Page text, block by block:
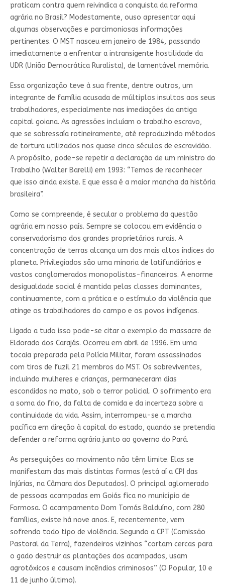
praticam contra quem reivindica a conquista da reforma
agrária no Brasil? Modestamente, ouso apresentar aqui
algumas observações e parcimoniosas informações
pertinentes. O MST nasceu em janeiro de 1984, passando
imediatamente a enfrentar a intransigente hostilidade da
UDR (União Democrática Ruralista), de lamentável memória.
Essa organização teve à sua frente, dentre outros, um
integrante de família acusada de múltiplos insultos aos seus
trabalhadores, especialmente nas imediações da antiga
capital goiana. As agressões incluíam o trabalho escravo,
que se sobressaía rotineiramente, até reproduzindo métodos
de tortura utilizados nos quase cinco séculos de escravidão.
A propósito, pode-se repetir a declaração de um ministro do
Trabalho (Walter Barelli) em 1993: “Temos de reconhecer
que isso ainda existe. E que essa é a maior mancha da história
brasileira”.
Como se compreende, é secular o problema da questão
agrária em nosso país. Sempre se colocou em evidência o
conservadorismo dos grandes proprietários rurais. A
concentração de terras alcança um dos mais altos índices do
planeta. Privilegiados são uma minoria de latifundiários e
vastos conglomerados monopolistas-financeiros. A enorme
desigualdade social é mantida pelas classes dominantes,
continuamente, com a prática e o estímulo da violência que
atinge os trabalhadores do campo e os povos indígenas.
Ligado a tudo isso pode-se citar o exemplo do massacre de
Eldorado dos Carajás. Ocorreu em abril de 1996. Em uma
tocaia preparada pela Polícia Militar, foram assassinados
com tiros de fuzil 21 membros do MST. Os sobreviventes,
incluindo mulheres e crianças, permaneceram dias
escondidos no mato, sob o terror policial. O sofrimento era
a soma do frio, da falta de comida e da incerteza sobre a
continuidade da vida. Assim, interrompeu-se a marcha
pacífica em direção à capital do estado, quando se pretendia
defender a reforma agrária junto ao governo do Pará.
As perseguições ao movimento não têm limite. Elas se
manifestam das mais distintas formas (está aí a CPI das
Injúrias, na Câmara dos Deputados). O principal aglomerado
de pessoas acampadas em Goiás fica no município de
Formosa. O acampamento Dom Tomás Balduíno, com 280
famílias, existe há nove anos. E, recentemente, vem
sofrendo todo tipo de violência. Segundo a CPT (Comissão
Pastoral da Terra), fazendeiros vizinhos “cortam cercas para
o gado destruir as plantações dos acampados, usam
agrotóxicos e causam incêndios criminosos” (O Popular, 10 e
11 de junho último).